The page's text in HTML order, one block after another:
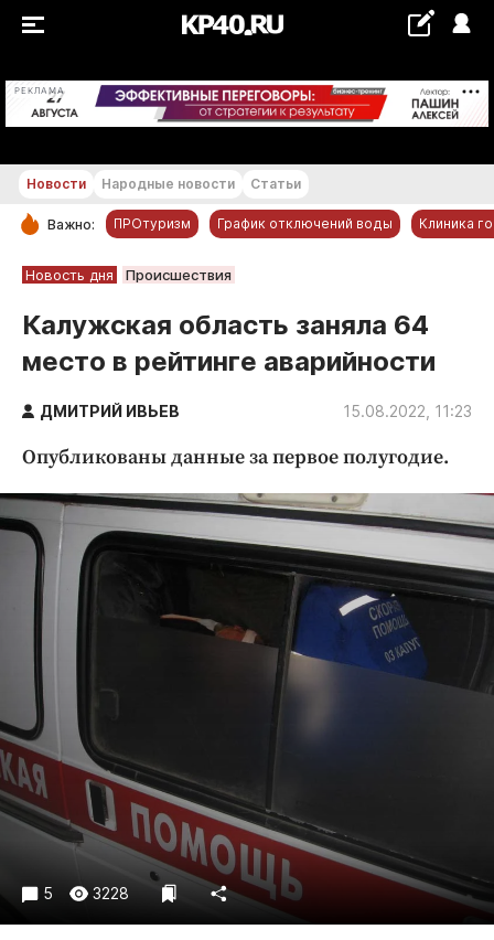
РЕКЛАМА +25...+26 °С
РУБРИКИ
Новости компаний
Статьи
Народные новости
Криминал
Культура
Недвижимость и ЖКХ
Образование
Общество
Происшествия
Спорт
Экономика и бизнес
ПРОЕКТЫ
Блоги
Издания
Новости Народные новости Статьи
Важно: ПРОтуризм График отключений воды Клиника
Новость дня Происшествия
Калужская область заняла 64
место в рейтинге аварийности
ДМИТРИЙ ИВЬЕВ 15.08.2022, 11:23
Опубликованы данные за первое полугодие.
5 3228